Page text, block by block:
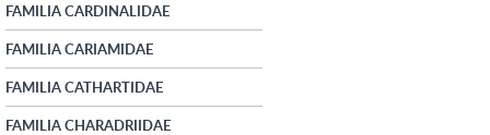
FAMILIA CARDINALIDAE
FAMILIA CARIAMIDAE
FAMILIA CATHARTIDAE
FAMILIA CHARADRIIDAE